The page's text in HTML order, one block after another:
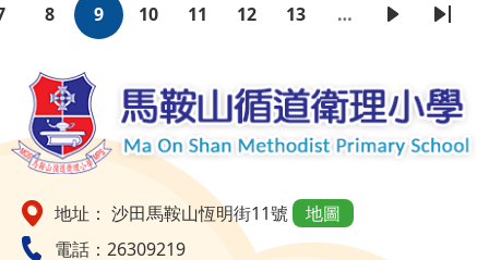
Pagination
頁
頁
8
目
9
頁
10
頁
11
頁
12
頁
13 …
下
Last
地址： 沙田馬鞍山恆明街11號
地圖
電話：26309219